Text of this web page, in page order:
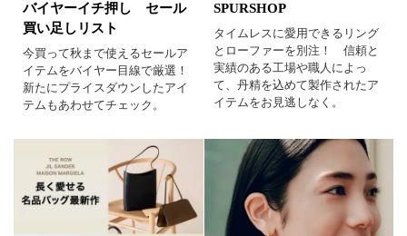
バイヤーイチ押し セール
買い足しリスト
今買って秋まで使えるセールア
イテムをバイヤー目線で厳選！
新たにプライスダウンしたアイ
テムもあわせてチェック。
SPURSHOP
タイムレスに愛用できるリング
とローファーを別注！ 信頼と
実績のある工場や職人によっ
て、丹精を込めて製作されたア
イテムをお見逃しなく。